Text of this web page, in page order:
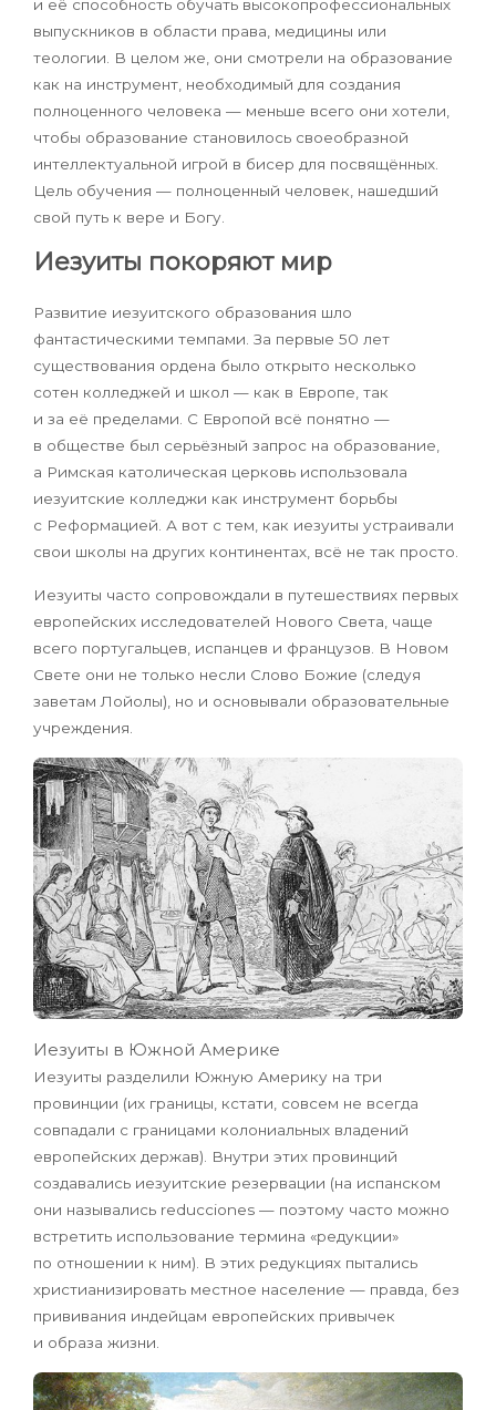
и её способность обучать высокопрофессиональных
выпускников в области права, медицины или
теологии. В целом же, они смотрели на образование
как на инструмент, необходимый для создания
полноценного человека — меньше всего они хотели,
чтобы образование становилось своеобразной
интеллектуальной игрой в бисер для посвящённых.
Цель обучения — полноценный человек, нашедший
свой путь к вере и Богу.
Иезуиты покоряют мир
Развитие иезуитского образования шло
фантастическими темпами. За первые 50 лет
существования ордена было открыто несколько
сотен колледжей и школ — как в Европе, так
и за её пределами. С Европой всё понятно —
в обществе был серьёзный запрос на образование,
а Римская католическая церковь использовала
иезуитские колледжи как инструмент борьбы
с Реформацией. А вот с тем, как иезуиты устраивали
свои школы на других континентах, всё не так просто.
Иезуиты часто сопровождали в путешествиях первых
европейских исследователей Нового Света, чаще
всего португальцев, испанцев и французов. В Новом
Свете они не только несли Слово Божие (следуя
заветам Лойолы), но и основывали образовательные
учреждения.
Иезуиты в Южной Америке
Иезуиты разделили Южную Америку на три
провинции (их границы, кстати, совсем не всегда
совпадали с границами колониальных владений
европейских держав). Внутри этих провинций
создавались иезуитские резервации (на испанском
они назывались reducciones — поэтому часто можно
встретить использование термина «редукции»
по отношении к ним). В этих редукциях пытались
христианизировать местное население — правда, без
прививания индейцам европейских привычек
и образа жизни.